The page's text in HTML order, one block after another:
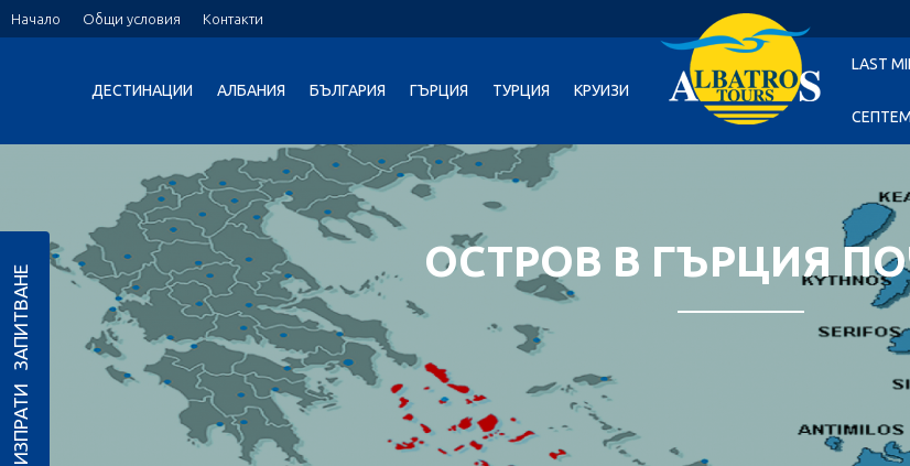
Начало Общи условия Контакти
ДЕСТИНАЦИИ АЛБАНИЯ БЪЛГАРИЯ ГЪРЦИЯ ТУРЦИЯ КРУИЗИ
LAST
ОСТРОВ В ГЪРЦИЯ
ИЗПРАТИ ЗАПИТВАНЕ